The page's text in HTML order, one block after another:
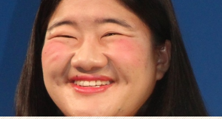
イ
ム
ラ
ン】
|
ベ
ン
ャ